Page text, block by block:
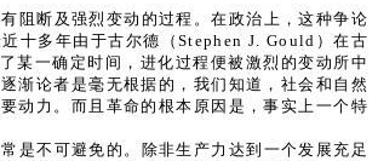
阻断及强烈变动的过程。在政治上，这种争论
十多年由于古尔德（Stephen J. Gould）在古
一确定时间，进化过程便被激烈的变动所中
渐论者是毫无根据的，我们知道，社会和自然
动力。而且革命的根本原因是，事实上一个特
是不可避免的。除非生产力达到一个发展充足